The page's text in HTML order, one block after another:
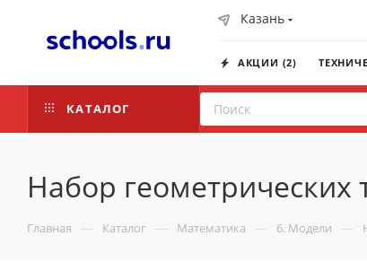
Казань
АКЦИИ (2)
КАТАЛОГ
Набор геометрических
Главная — Каталог — Математика — 6. Модели —